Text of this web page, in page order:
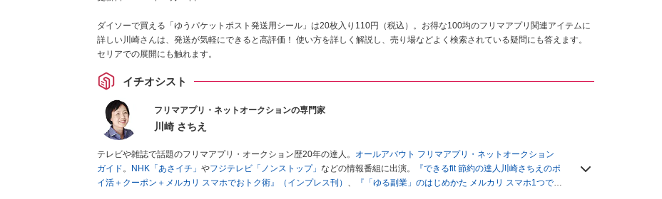
ダイソーで買える「ゆうパケットポスト発送用シール」は20枚入り110円（税込）。お得な100均のフリマアプリ関連アイテムに
詳しい川崎さんは、発送が気軽にできると高評価！ 使い方を詳しく解説し、売り場などよく検索されている疑問にも答えます。
セリアでの展開にも触れます。
イチオシスト
フリマアプリ・ネットオークションの専門家
川崎 さちえ
テレビや雑誌で話題のフリマアプリ・オークション歴20年の達人。
オールアバウト フリマアプリ・ネットオークション
ガイド。 NHK「あさイチ」 やフジテレビ「ノンストップ」 などの情報番組に出演。
『できるfit 節約の達人川崎さちえのポ
イ活＋クーポン＋メルカリ スマホでおトク術』（インプレス刊） 、
『「ゆる副業」のはじめかた メルカリ スマホ1つでス